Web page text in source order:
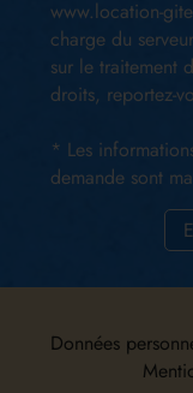
www.location-
charge du
sur le traitement
droits, reportez-
* Les
demande sont
Données